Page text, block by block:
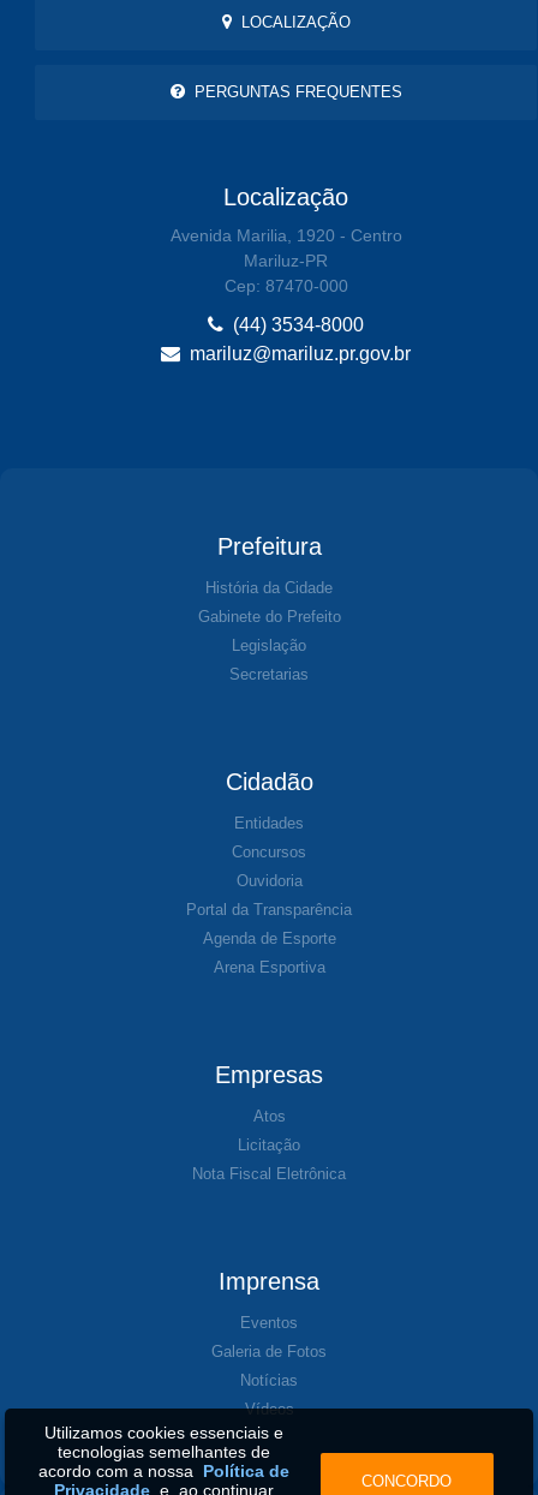
LOCALIZAÇÃO
PERGUNTAS FREQUENTES
Localização
Avenida Marilia, 1920 - Centro
Mariluz-PR
Cep: 87470-000
(44) 3534-8000
mariluz@mariluz.pr.gov.br
Prefeitura
História da Cidade
Gabinete do Prefeito
Legislação
Secretarias
Cidadão
Entidades
Concursos
Ouvidoria
Portal da Transparência
Agenda de Esporte
Arena Esportiva
Empresas
Atos
Licitação
Nota Fiscal Eletrônica
Imprensa
Eventos
Galeria de Fotos
Notícias
Vídeos
Utilizamos cookies essenciais e
tecnologias semelhantes de
acordo com a nossa Política de
Privacidadee, ao continuar CONCORDO